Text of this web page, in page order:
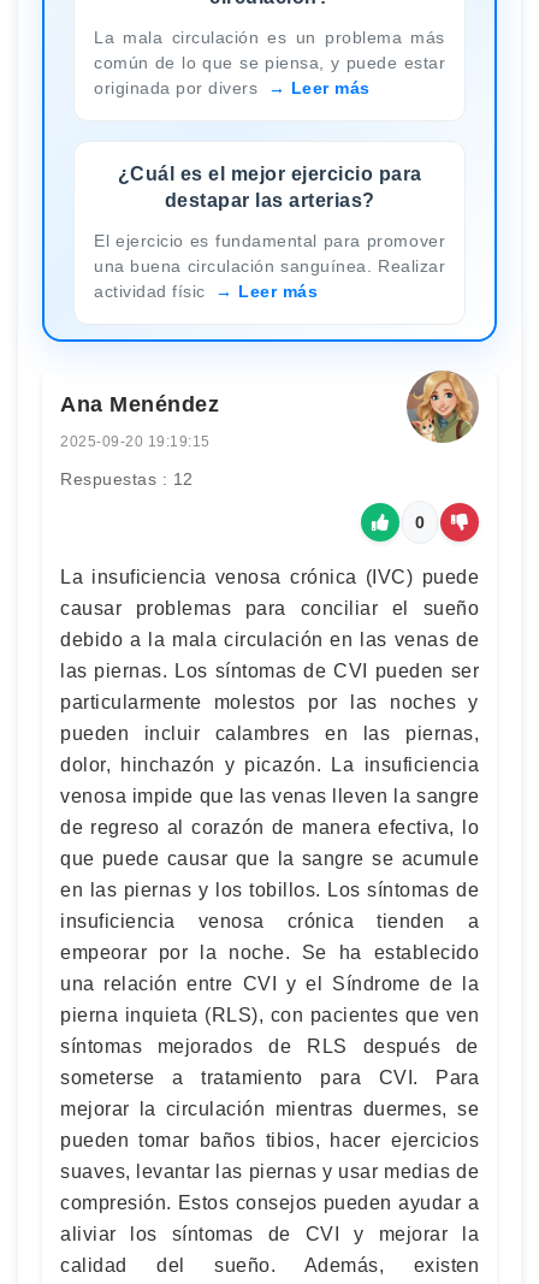
La mala circulación es un problema más
común de lo que se piensa, y puede estar
originada por divers
Leer más
¿Cuál es el mejor ejercicio para
destapar las arterias?
El ejercicio es fundamental para promover
una buena circulación sanguínea. Realizar
actividad físic
Leer más
Ana Menéndez
2025-09-20 19:19:15
Respuestas : 12
0
La insuficiencia venosa crónica (IVC) puede
causar problemas para conciliar el sueño
debido a la mala circulación en las venas de
las piernas. Los síntomas de CVI pueden ser
particularmente molestos por las noches y
pueden incluir calambres en las piernas,
dolor, hinchazón y picazón. La insuficiencia
venosa impide que las venas lleven la sangre
de regreso al corazón de manera efectiva, lo
que puede causar que la sangre se acumule
en las piernas y los tobillos. Los síntomas de
insuficiencia venosa crónica tienden a
empeorar por la noche. Se ha establecido
una relación entre CVI y el Síndrome de la
pierna inquieta (RLS), con pacientes que ven
síntomas mejorados de RLS después de
someterse a tratamiento para CVI. Para
mejorar la circulación mientras duermes, se
pueden tomar baños tibios, hacer ejercicios
suaves, levantar las piernas y usar medias de
compresión. Estos consejos pueden ayudar a
aliviar los síntomas de CVI y mejorar la
calidad del sueño. Además, existen